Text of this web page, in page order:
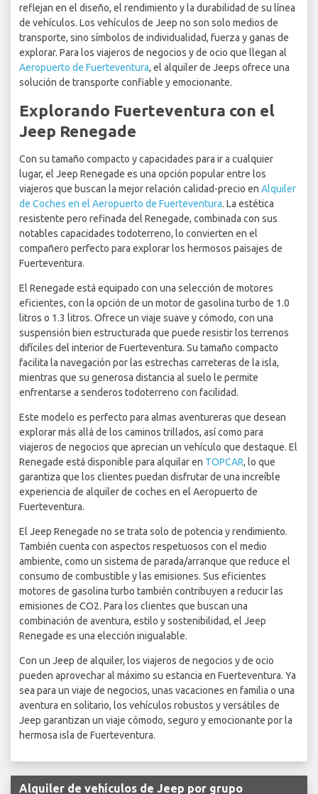
reflejan en el diseño, el rendimiento y la durabilidad de su línea
de vehículos. Los vehículos de Jeep no son solo medios de
transporte, sino símbolos de individualidad, fuerza y ganas de
explorar. Para los viajeros de negocios y de ocio que llegan al
Aeropuerto de Fuerteventura, el alquiler de Jeeps ofrece una
solución de transporte confiable y emocionante.
Explorando Fuerteventura con el
Jeep Renegade
Con su tamaño compacto y capacidades para ir a cualquier
lugar, el Jeep Renegade es una opción popular entre los
viajeros que buscan la mejor relación calidad-precio en Alquiler
de Coches en el Aeropuerto de Fuerteventura. La estética
resistente pero refinada del Renegade, combinada con sus
notables capacidades todoterreno, lo convierten en el
compañero perfecto para explorar los hermosos paisajes de
Fuerteventura.
El Renegade está equipado con una selección de motores
eficientes, con la opción de un motor de gasolina turbo de 1.0
litros o 1.3 litros. Ofrece un viaje suave y cómodo, con una
suspensión bien estructurada que puede resistir los terrenos
difíciles del interior de Fuerteventura. Su tamaño compacto
facilita la navegación por las estrechas carreteras de la isla,
mientras que su generosa distancia al suelo le permite
enfrentarse a senderos todoterreno con facilidad.
Este modelo es perfecto para almas aventureras que desean
explorar más allá de los caminos trillados, así como para
viajeros de negocios que aprecian un vehículo que destaque. El
Renegade está disponible para alquilar en TOPCAR, lo que
garantiza que los clientes puedan disfrutar de una increíble
experiencia de alquiler de coches en el Aeropuerto de
Fuerteventura.
El Jeep Renegade no se trata solo de potencia y rendimiento.
También cuenta con aspectos respetuosos con el medio
ambiente, como un sistema de parada/arranque que reduce el
consumo de combustible y las emisiones. Sus eficientes
motores de gasolina turbo también contribuyen a reducir las
emisiones de CO2. Para los clientes que buscan una
combinación de aventura, estilo y sostenibilidad, el Jeep
Renegade es una elección inigualable.
Con un Jeep de alquiler, los viajeros de negocios y de ocio
pueden aprovechar al máximo su estancia en Fuerteventura. Ya
sea para un viaje de negocios, unas vacaciones en familia o una
aventura en solitario, los vehículos robustos y versátiles de
Jeep garantizan un viaje cómodo, seguro y emocionante por la
hermosa isla de Fuerteventura.
Alquiler de vehículos de Jeep por grupo